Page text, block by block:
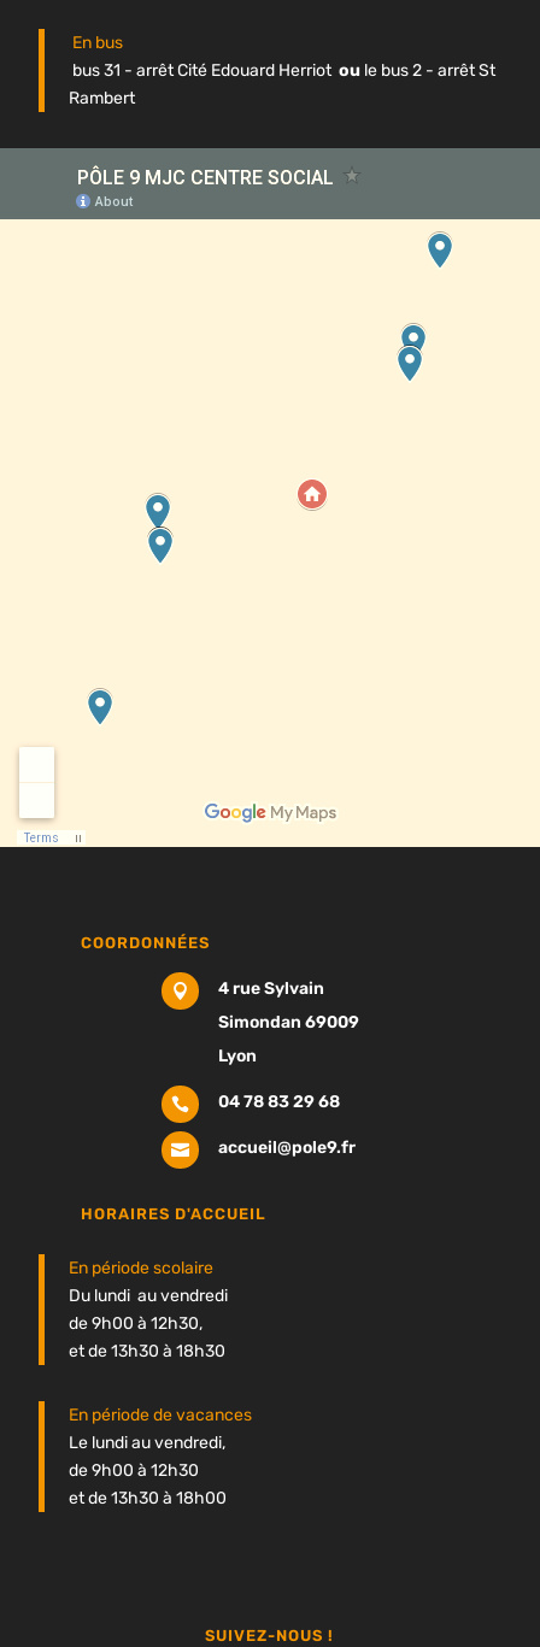
En bus
bus 31 - arrêt Cité Edouard Herriot ou le bus 2 - arrêt St
Rambert
COORDONNÉES

4 rue Sylvain
Simondan 69009
Lyon
 04 78 83 29 68
 accueil@pole9.fr
HORAIRES D'ACCUEIL
En période scolaire
Du lundi au vendredi
de 9h00 à 12h30,
et de 13h30 à 18h30
En période de vacances
Le lundi au vendredi,
de 9h00 à 12h30
et de 13h30 à 18h00
SUIVEZ-NOUS !